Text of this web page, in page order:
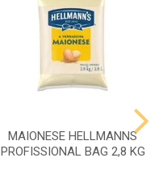
MAIONESE HELLMANNS
PROFISSIONAL BAG 2,8 KG